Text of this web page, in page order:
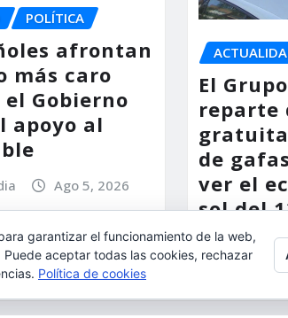
POLÍTICA
afrontan
más caro
Gobierno
apoyo al
Ago 5, 2026
El
reparte
de
ver el
sol del
torrent al
garantizar el funcionamiento de la web,
aceptar todas las cookies, rechazar
Política de cookies
su uso.